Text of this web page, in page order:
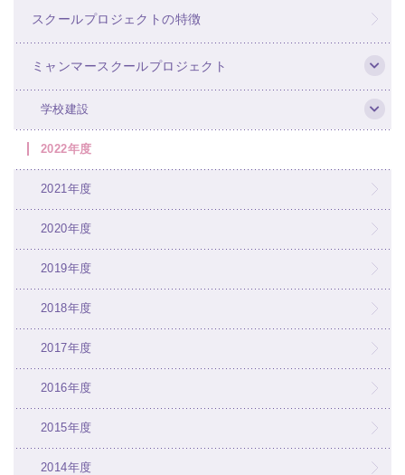
スクールプロジェクトの特徴
ミャンマースクールプロジェクト
学校建設
2022年度
2021年度
2020年度
2019年度
2018年度
2017年度
2016年度
2015年度
2014年度